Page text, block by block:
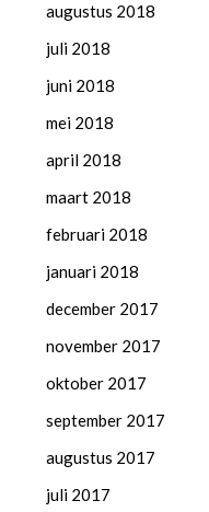
augustus 2018
juli 2018
juni 2018
mei 2018
april 2018
maart 2018
februari 2018
januari 2018
december 2017
november 2017
oktober 2017
september 2017
augustus 2017
juli 2017